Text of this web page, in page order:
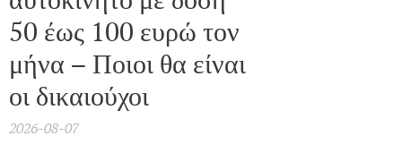
50 έως 100 ευρώ τον
μήνα – Ποιοι θα είναι
οι δικαιούχοι
2026-08-07